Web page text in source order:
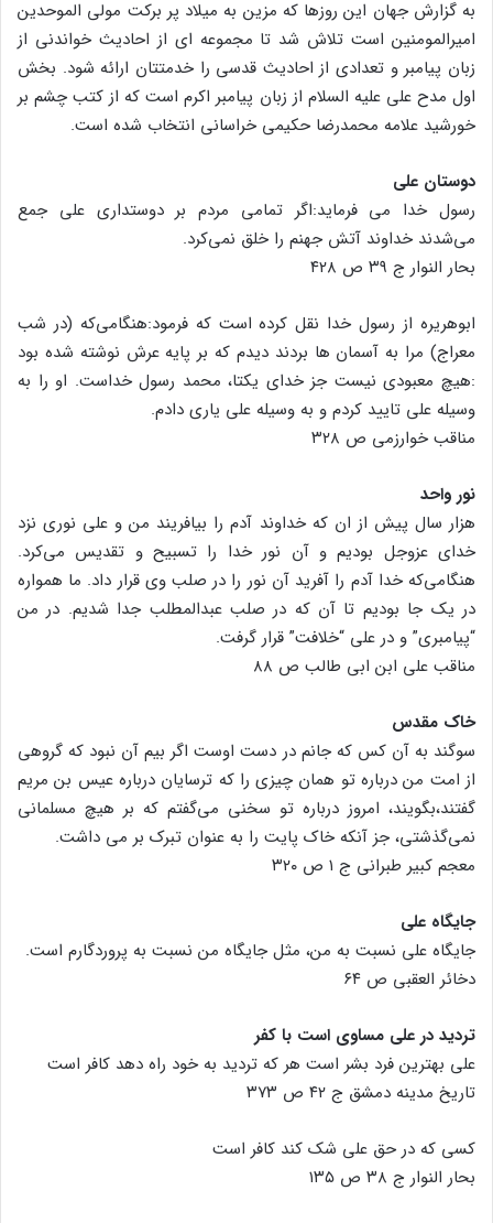
به گزارش جهان این روزها که مزین به میلاد پر برکت مولی الموحدین
امیرالمومنین است تلاش شد تا مجموعه ای از احادیث خواندنی از
زبان پیامبر و تعدادی از احادیث قدسی را خدمتتان ارائه شود. بخش
اول مدح علی علیه السلام از زبان پیامبر اکرم است که از کتب چشم بر
خورشید علامه محمدرضا حکیمی خراسانی انتخاب شده است.
دوستان علی
رسول خدا می فرماید:اگر تمامی مردم بر دوستداری علی جمع
می‌شدند خداوند آتش جهنم را خلق نمی‌کرد.
بحار النوار ج ۳۹ ص ۴۲۸
ابوهریره از رسول خدا نقل کرده است که فرمود:هنگامی‌که (در شب
معراج) مرا به آسمان ها بردند دیدم که بر پایه عرش نوشته شده بود
:هیچ معبودی نیست جز خدای یکتا، محمد رسول خداست. او را به
وسیله علی تایید کردم و به وسیله علی یاری دادم.
مناقب خوارزمی ص ۳۲۸
نور واحد
هزار سال پیش از ان که خداوند آدم را بیافریند من و علی نوری نزد
خدای عزوجل بودیم و آن نور خدا را تسبیح و تقدیس می‌کرد.
هنگامی‌که خدا آدم را آفرید آن نور را در صلب وی قرار داد. ما همواره
در یک جا بودیم تا آن که در صلب عبدالمطلب جدا شدیم. در من
“پیامبری” و در علی “خلافت” قرار گرفت.
مناقب علی ابن ابی طالب ص ۸۸
خاک مقدس
سوگند به آن کس که جانم در دست اوست اگر بیم آن نبود که گروهی
از امت من درباره تو همان چیزی را که ترسایان درباره عیس بن مریم
گفتند،بگویند، امروز درباره تو سخنی می‌گفتم که بر هیچ مسلمانی
نمی‌گذشتی، جز آنکه خاک پایت را به عنوان تبرک بر می داشت.
معجم کبیر طبرانی ج ۱ ص ۳۲۰
جایگاه علی
جایگاه علی نسبت به من، مثل جایگاه من نسبت به پروردگارم است.
دخائر العقبی ص ۶۴
تردید در علی مساوی است با کفر
علی بهترین فرد بشر است هر که تردید به خود راه دهد کافر است
تاریخ مدینه دمشق ج ۴۲ ص ۳۷۳
کسی که در حق علی شک کند کافر است
بحار النوار ج ۳۸ ص ۱۳۵